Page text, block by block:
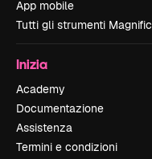
App mobile
Tutti gli strumenti Magnific
Inizia
Academy
Documentazione
Assistenza
Termini e condizioni